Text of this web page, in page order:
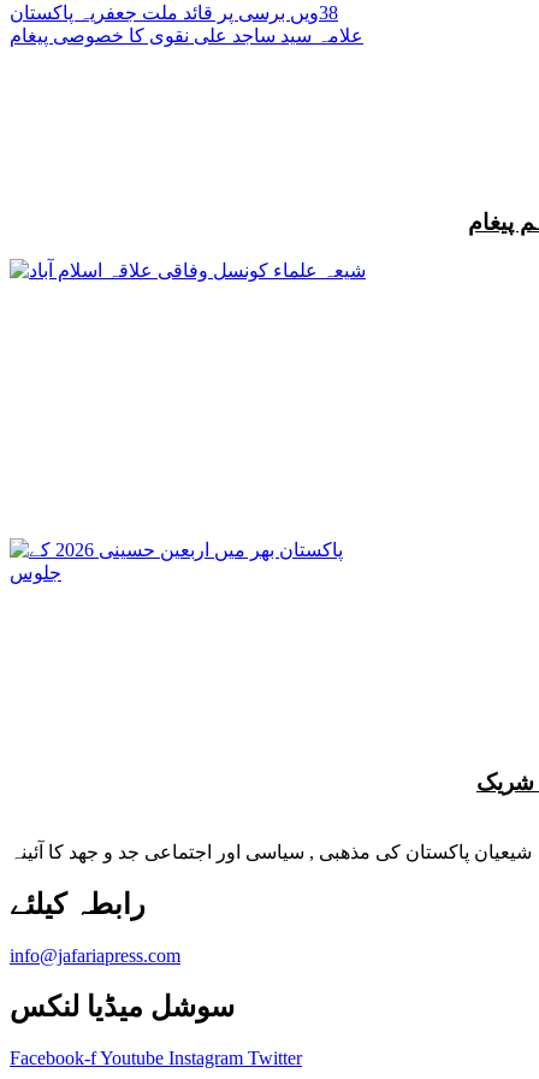
شیعیان پاکستان کی مذهبی , سیاسی اور اجتماعی جد و جهد کا آئینہ
info@jafariapress.com​
سوشل میڈیا لنکس
Facebook-fYoutube Instagram Twitter